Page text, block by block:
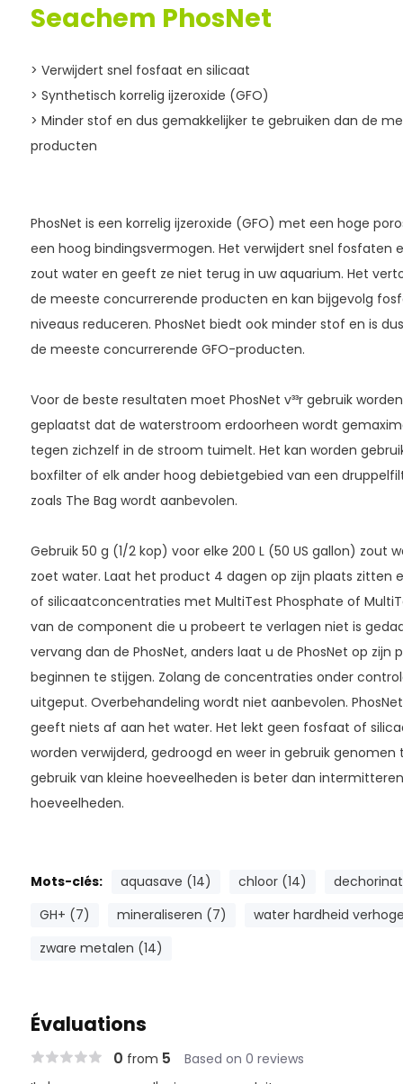
Seachem PhosNet
> Verwijdert snel fosfaat en silicaat
> Synthetisch korrelig ijzeroxide (GFO)
> Minder stof en dus gemakkelijker te gebruiken dan de
producten
PhosNet is een korrelig ijzeroxide (GFO) met een hoge
een hoog bindingsvermogen. Het verwijdert snel fosfaten
zout water en geeft ze niet terug in uw aquarium. Het
de meeste concurrerende producten en kan bijgevolg
niveaus reduceren. PhosNet biedt ook minder stof en is
de meeste concurrerende GFO-producten.
Voor de beste resultaten moet PhosNet v³³r gebruik
geplaatst dat de waterstroom erdoorheen wordt
tegen zichzelf in de stroom tuimelt. Het kan worden
boxfilter of elk ander hoog debietgebied van een
zoals The Bag wordt aanbevolen.
Gebruik 50 g (1/2 kop) voor elke 200 L (50 US gallon) zout
zoet water. Laat het product 4 dagen op zijn plaats zitten
of silicaatconcentraties met MultiTest Phosphate of
van de component die u probeert te verlagen niet is
vervang dan de PhosNet, anders laat u de PhosNet op
beginnen te stijgen. Zolang de concentraties onder
uitgeput. Overbehandeling wordt niet aanbevolen.
geeft niets af aan het water. Het lekt geen fosfaat of
worden verwijderd, gedroogd en weer in gebruik
gebruik van kleine hoeveelheden is beter dan
hoeveelheden.
Mots-clés: aquasave (14) chloor (14)
GH+ (7)
mineraliseren (7)
water hardheid
zware metalen (14)
Évaluations
0 from 5 Based on 0 reviews